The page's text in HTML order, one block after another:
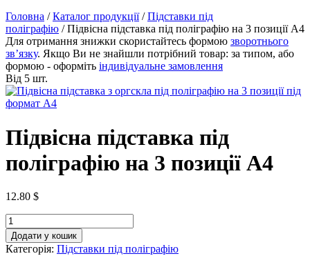
Головна /Каталог продукції/Підставки під
поліграфію / Підвісна підставка під поліграфію на 3 позиції А4
Для отримання знижки скористайтесь формою зворотнього
зв’язку. Якщо Ви не знайшли потрібний товар: за типом, або
формою - оформіть індивідуальне замовлення
Від 5 шт.
Підвісна підставка під
поліграфію на 3 позиції А4
12.80 $
Додати у кошик
Категорія: Підставки під поліграфію